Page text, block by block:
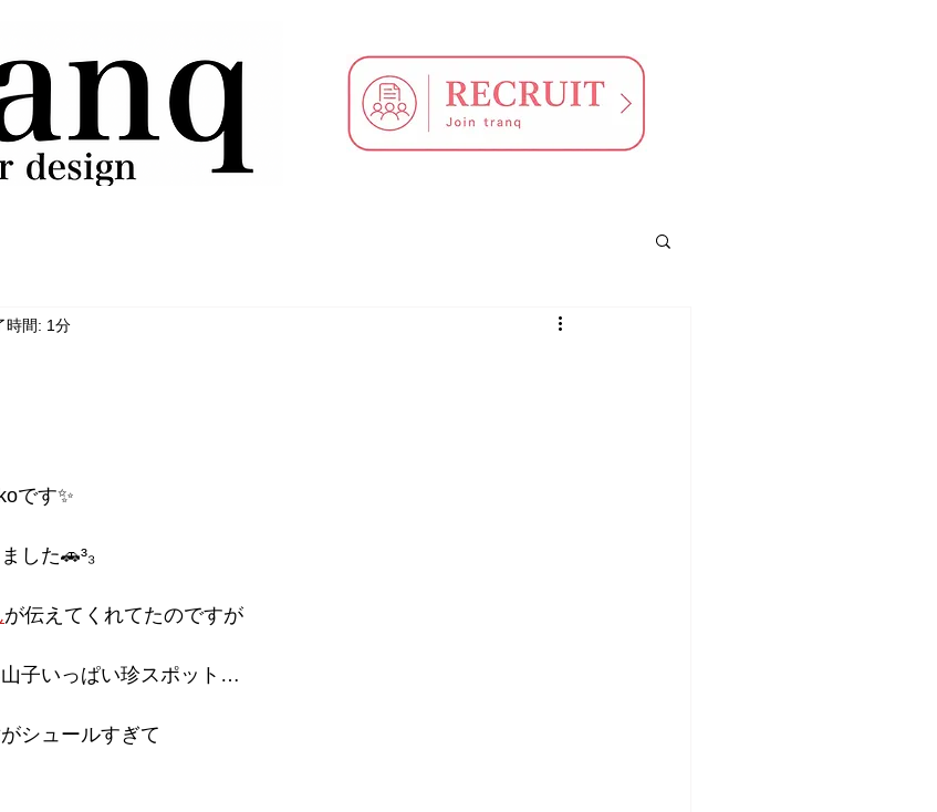
時間: 1分
です✨
した🚗³₃
が伝えてくれてたのですが
子いっぱい珍スポット…
シュールすぎて